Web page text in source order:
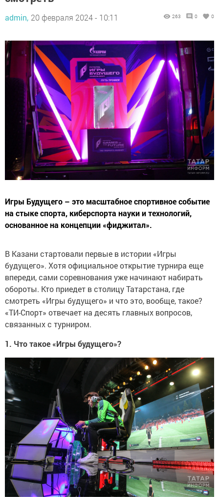
admin, 20 февраля 2024 - 10:11
Игры Будущего – это масштабное спортивное событие
на стыке спорта, киберспорта науки и технологий,
основанное на концепции «фиджитал».
В Казани стартовали первые в истории «Игры
будущего». Хотя официальное открытие турнира еще
впереди, сами соревнования уже начинают набирать
обороты. Кто приедет в столицу Татарстана, где
смотреть «Игры будущего» и что это, вообще, такое?
«ТИ-Спорт» отвечает на десять главных вопросов,
связанных с турниром.
1. Что такое «Игры будущего»?